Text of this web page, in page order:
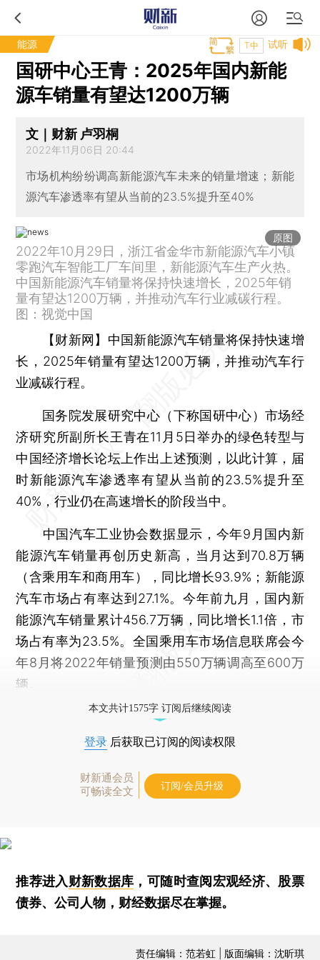
能源 试听
T中
国研中心王青：2025年国内新能
源车销量有望达1200万辆
文｜财新 卢羽桐
2022年11月06日 20:44
市场机构纷纷调高新能源汽车未来的销量增速；新能
源汽车渗透率有望从当前的23.5%提升至40%
原图
2022年10月29日，浙江省金华市新能源汽车小镇
零跑汽车智能工厂车间里，新能源汽车生产火热。
中国新能源汽车销量将保持快速增长，2025年销
量有望达1200万辆，并推动汽车行业减碳行程。
图：视觉中国
【财新网】 中国新能源汽车销量将保持快速增
长，2025年销量有望达1200万辆，并推动汽车行
业减碳行程。
国务院发展研究中心（下称国研中心）市场经
济研究所副所长王青在11月5日举办的绿色转型与
中国经济增长论坛上作出上述预测，以此计算，届
时新能源汽车渗透率有望从当前的23.5%提升至
40%，行业仍在高速增长的阶段当中。
中国汽车工业协会数据显示，今年9月国内新
能源汽车销量再创历史新高，当月达到70.8万辆
（含乘用车和商用车），同比增长93.9%；新能源
汽车市场占有率达到27.1%。今年前九月，国内新
能源汽车销量累计456.7万辆，同比增长1.1倍，市
场占有率为23.5%。全国乘用车市场信息联席会今
年8月将2022年销量预测由550万辆调高至600万
辆。
本文共计1575字 订阅后继续阅读
登录 后获取已订阅的阅读权限
财新通会员
可畅读全文
订阅/会员升级
推荐进入财新数据库 ，可随时查阅宏观经济、股票
债券、公司人物，财经数据尽在掌握。
责任编辑：范若虹 | 版面编辑：沈昕琪